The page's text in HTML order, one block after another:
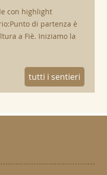
con highlight
di partenza è
a Fiè. Iniziamo la
tutti i sentieri